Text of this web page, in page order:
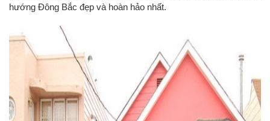
hướng Đông Bắc đẹp và hoàn hảo nhất.